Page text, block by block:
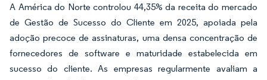
A América do Norte controlou 44,35% da receita do mercado
de Gestão de Sucesso do Cliente em 2025, apoiada pela
adoção precoce de assinaturas, uma densa concentração de
fornecedores de software e maturidade estabelecida em
sucesso do cliente. As empresas regularmente avaliam a